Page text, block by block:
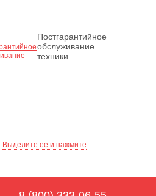
Постгарантийное
обслуживание
техники.
Выделите ее и нажмите